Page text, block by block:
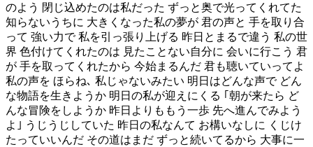
のよう 閉じ込めたのは私だった ずっと奥で光ってくれてた
知らないうちに 大きくなった私の夢が 君の声と 手を取り合
って 強い力で 私を引っ張り上げる 昨日とまるで違う 私の世
界 色付けてくれたのは 見たことない自分に 会いに行こう 君
が 手を取ってくれたから 今始まるんだ 君も聴いていってよ
私の声を ほらね､ 私じゃないみたい 明日はどんな声で どん
な物語を生きようか 明日の私が迎えにくる ｢朝が来たら ど
んな冒険をしようか 昨日よりももう一歩 先へ進んでみよう
よ｣ うじうじしていた 昨日の私なんて お構いなしに くじけ
たっていいんだ その道はまだ ずっと続いてるから 大事に一